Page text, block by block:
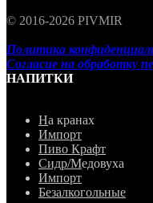
© 2016-2026 PIVMIR
Политика
Согласие на обработку
НАПИТКИ
На кранах
Импорт
Пиво Крафт
Сидр/Медовуха
Импорт
Безалкогольные